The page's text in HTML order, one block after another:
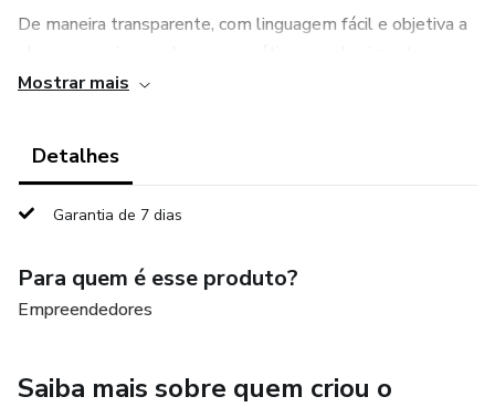
De maneira transparente, com linguagem fácil e objetiva a
temos, mas que antes da leitura, não tínhamos percebido
Com essa leitura, você será motivado a conhecer a si
corajosa, que tudo pode crendo, criando no pensamento,
sentindo, planejando e agindo.
consciência, transforma atitudes, valores e colhemos
Mostrar mais
Detalhes
Garantia de 7 dias
Para quem é esse produto?
Empreendedores
Saiba mais sobre quem criou o